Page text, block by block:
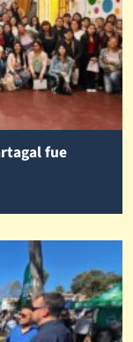
fue